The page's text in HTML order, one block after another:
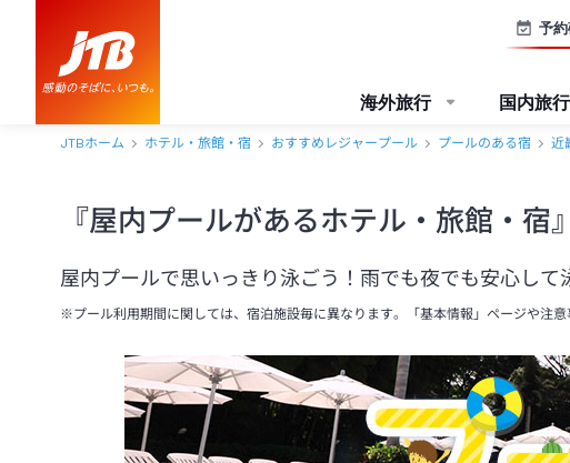
予
海外旅行 国内旅行
JTBホーム ホテル・旅館・宿 おすすめレジャープール プールのある宿 近
『屋内プールがあるホテル・旅館・
屋内プールで思いっきり泳ごう！雨でも夜でも安心して
※プール利用期間に関しては、宿泊施設毎に異なります。「基本情報」ページや注